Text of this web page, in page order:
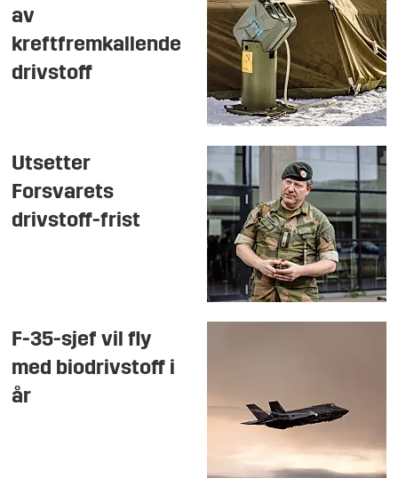
av
kreftfremkallende
drivstoff
Utsetter
Forsvarets
drivstoff-frist
F-35-sjef vil fly
med biodrivstoff i
år